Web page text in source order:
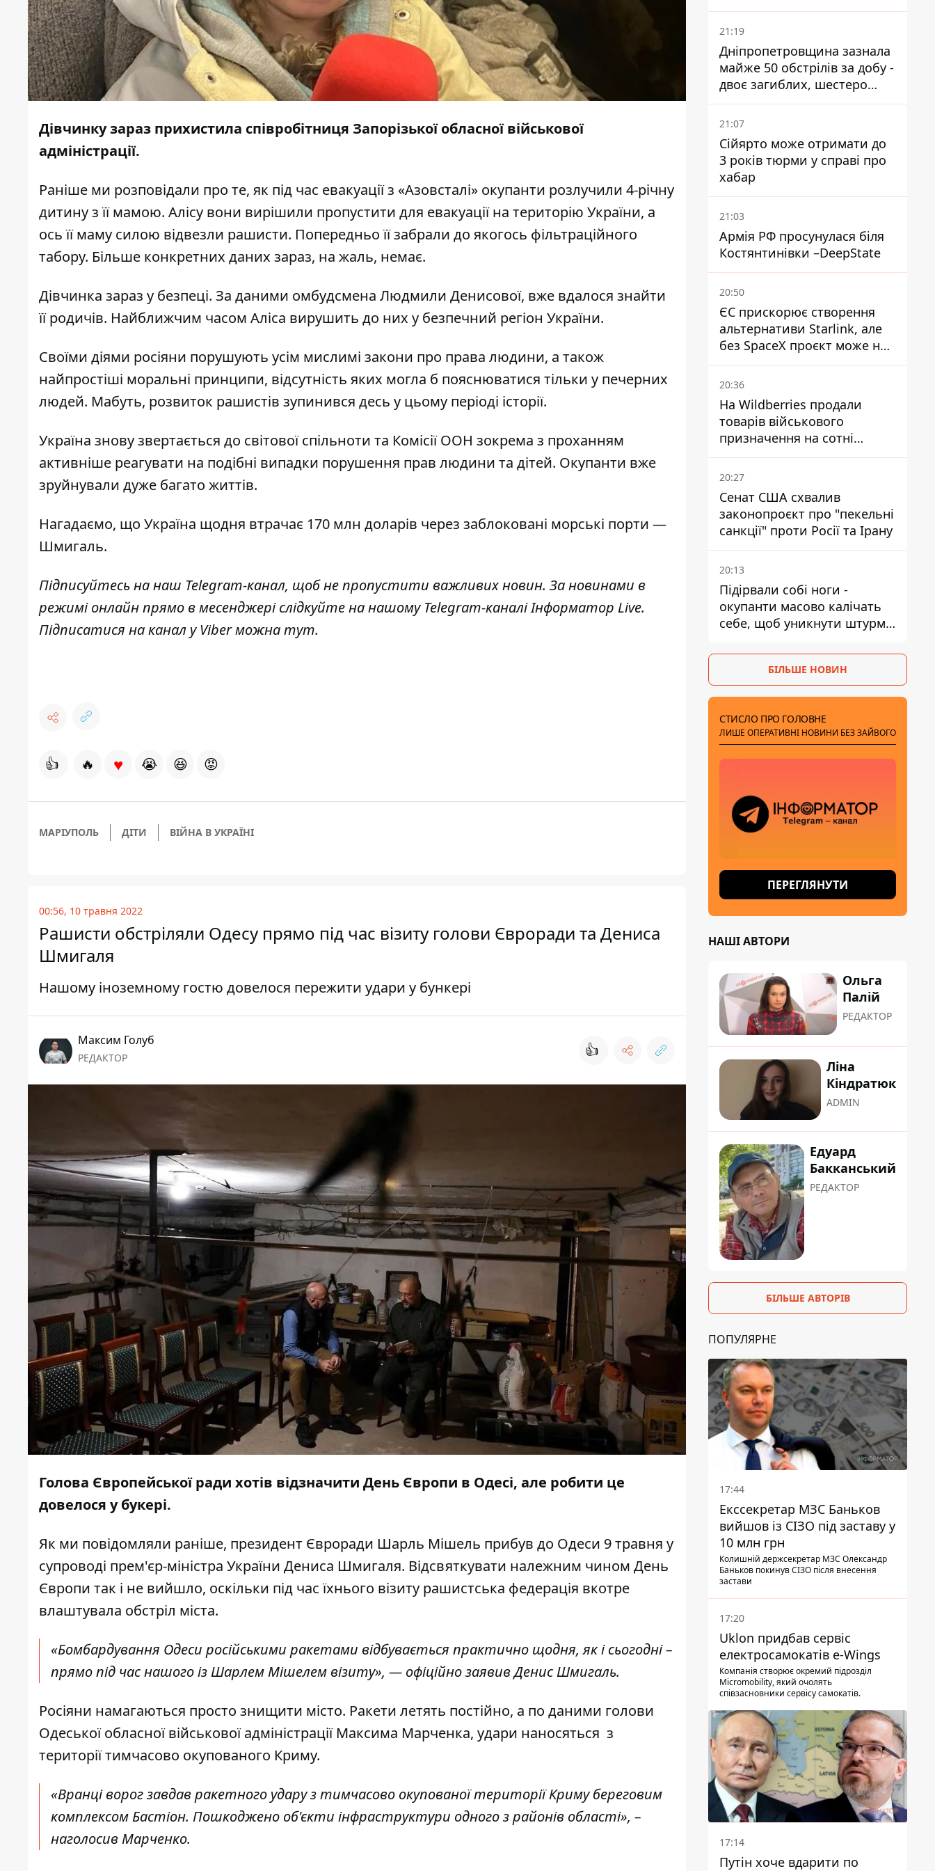
Дівчинку зараз прихистила співробітниця Запорізької обласної військової
адміністрації.
Раніше ми розповідали про те, як під час евакуації з «Азовсталі» окупанти розлучили 4-річну
дитину з її мамою. Алісу вони вирішили пропустити для евакуації на територію України, а
ось її маму силою відвезли рашисти. Попередньо її забрали до якогось фільтраційного
табору. Більше конкретних даних зараз, на жаль, немає.
Дівчинка зараз у безпеці. За даними омбудсмена Людмили Денисової, вже вдалося знайти
її родичів. Найближчим часом Аліса вирушить до них у безпечний регіон України.
Своїми діями росіяни порушують усім мислимі закони про права людини, а також
найпростіші моральні принципи, відсутність яких могла б пояснюватися тільки у печерних
людей. Мабуть, розвиток рашистів зупинився десь у цьому періоді історії.
Україна знову звертається до світової спільноти та Комісії ООН зокрема з проханням
активніше реагувати на подібні випадки порушення прав людини та дітей. Окупанти вже
зруйнували дуже багато життів.
Нагадаємо, що Україна щодня втрачає 170 млн доларів через заблоковані морські порти —
Шмигаль.
Підписуйтесь на наш Telegram-канал, щоб не пропустити важливих новин. За новинами в
режимі онлайн прямо в месенджері слідкуйте на нашому Telegram-каналіІнформатор Live.
Підписатися на канал у Viber можнатут.
👍 🔥 ♥ 😭 😆 😡
МАРІУПОЛЬ ДІТИ ВІЙНА В УКРАЇНІ
00:56, 10 травня 2022
Рашисти обстріляли Одесу прямо під час візиту голови Євроради та Дениса
Шмигаля
Нашому іноземному гостю довелося пережити удари у бункері
Максим Голуб
РЕДАКТОР 👍
Голова Європейської ради хотів відзначити День Європи в Одесі, але робити це
довелося у букері.
Як ми повідомляли раніше, президент Євроради Шарль Мішель прибув до Одеси 9 травня у
супроводі прем'єр-міністра України Дениса Шмигаля. Відсвяткувати належним чином День
Європи так і не вийшло, оскільки під час їхнього візиту рашистська федерація вкотре
влаштувала обстріл міста.
«Бомбардування Одеси російськими ракетами відбувається практично щодня, як і сьогодні –
прямо під час нашого із Шарлем Мішелем візиту», — офіційнозаявивДенис Шмигаль.
Росіяни намагаються просто знищити місто. Ракети летять постійно, а по даними голови
Одеської обласної військової адміністрації Максима Марченка, удари наносяться з
території тимчасово окупованого Криму.
«Вранці ворог завдав ракетного удару з тимчасово окупованої території Криму береговим
комплексом Бастіон. Пошкоджено об'єкти інфраструктури одного з районів області», –
наголосив Марченко.
21:19
Дніпропетровщина зазнала
майже 50 обстрілів за добу -
двоє загиблих, шестеро
постраждалих
21:07
Сійярто може отримати до
3 років тюрми у справі про
хабар
21:03
Армія РФ просунулася біля
Костянтинівки –DeepState
20:50
ЄС прискорює створення
альтернативи Starlink, але
без SpaceX проєкт може не
обійтися
20:36
На Wildberries продали
товарів військового
призначення на сотні
мільйонів, але удари ЗСУ
змінили ситуацію
20:27
Сенат США схвалив
законопроєкт про "пекельні
санкції" проти Росії та Ірану
20:13
Підірвали собі ноги -
окупанти масово калічать
себе, щоб уникнути штурмів
БІЛЬШЕ НОВИН
СТИСЛО ПРО ГОЛОВНЕ
ЛИШЕ ОПЕРАТИВНІ НОВИНИ БЕЗ ЗАЙВОГО
ПЕРЕГЛЯНУТИ
НАШІ АВТОРИ
Ольга
Палій
РЕДАКТОР
Ліна
Кіндратюк
ADMIN
Едуард
Бакканський
РЕДАКТОР
БІЛЬШЕ АВТОРІВ
ПОПУЛЯРНЕ
17:44
Екссекретар МЗС Баньков
вийшов із СІЗО під заставу у
10 млн грн
Колишній держсекретар МЗС Олександр
Баньков покинув СІЗО після внесення
застави
17:20
Uklon придбав сервіс
електросамокатів e-Wings
Компанія створює окремий підрозділ
Micromobility, який очолять
співзасновники сервісу самокатів.
17:14
Путін хоче вдарити по